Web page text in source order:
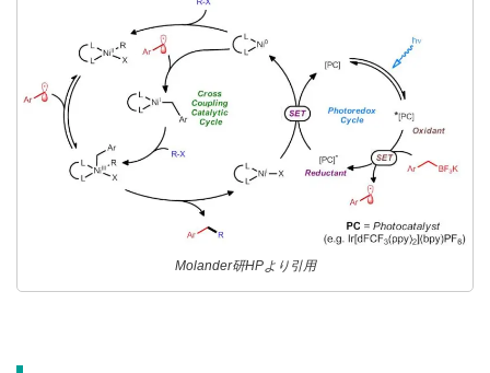
Molander研HPより引用